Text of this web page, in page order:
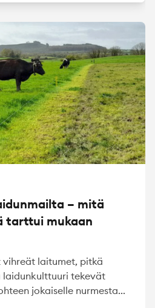
– mitä
tarttui mukaan
laitumet, pitkä
laidunkulttuuri tekevät
jokaiselle nurmesta...